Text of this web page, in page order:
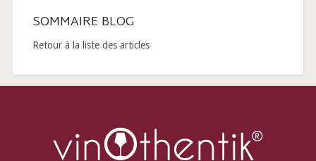
SOMMAIRE BLOG
Retour à la liste des articles